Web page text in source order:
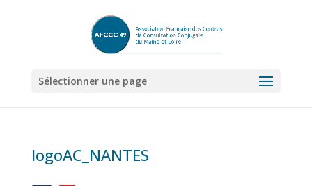
Sélectionner une page
logoAC_NANTES